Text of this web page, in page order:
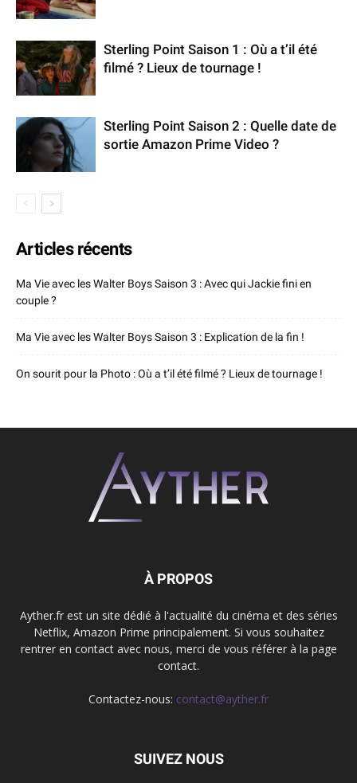
Sterling Point Saison 1 : Où a t’il été
filmé ? Lieux de tournage !
Sterling Point Saison 2 : Quelle date de
sortie Amazon Prime Video ?
Articles récents
Ma Vie avec les Walter Boys Saison 3 : Avec qui Jackie fini en
couple ?
Ma Vie avec les Walter Boys Saison 3 : Explication de la fin !
On sourit pour la Photo : Où a t’il été filmé ? Lieux de tournage !
À PROPOS
Ayther.fr est un site dédié à l'actualité du cinéma et des séries
Netflix, Amazon Prime principalement. Si vous souhaitez
rentrer en contact avec nous, merci de vous référer à la page
contact.
Contactez-nous: contact@ayther.fr
SUIVEZ NOUS